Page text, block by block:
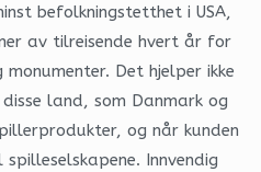
befolkningstetthet i USA,
av tilreisende hvert år for
Det hjelper ikke
land, som Danmark og
og når kunden
Innvendig